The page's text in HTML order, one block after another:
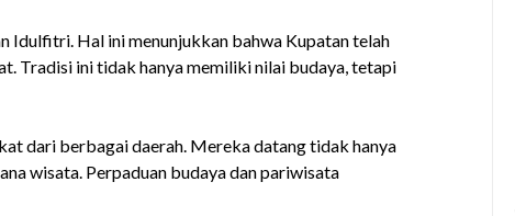
Idulfitri. Hal ini menunjukkan bahwa Kupatan telah
Tradisi ini tidak hanya memiliki nilai budaya, tetapi
dari berbagai daerah. Mereka datang tidak hanya
wisata. Perpaduan budaya dan pariwisata